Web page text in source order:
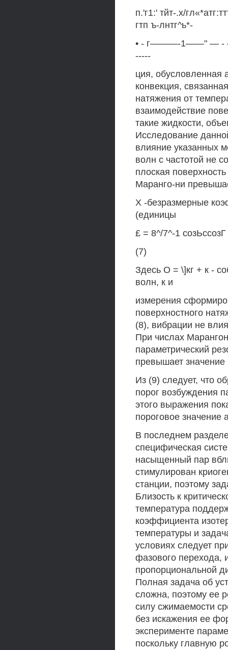
п.'г1:' тйт-.х/
гтп ъ-лнтг^ь*-
• - г———-1——" — -
-----
ция, обусловленная
конвекция,
натяжения от
взаимодействие
такие жидкости,
Исследование
влияние указанных
волн с частотой не
плоская
Маранго-ни
X -безразмерные
(единицы
£ = 8^/7^-1
(7)
Здесь О = \]кг + к -
волн, к и
измерения
поверхностного
(8), вибрации не
При числах
параметрический
превышает значение
Из (9) следует, что
порог возбуждения
этого выражения
пороговое значение
В последнем
специфическая
насыщенный пар
стимулирован
станции, поэтому
Близость к
температура
коэффициента
температуры и
условиях следует
фазового перехода,
пропорциональной
Полная задача об
сложна, поэтому ее
силу сжимаемости
без искажения ее
эксперименте
поскольку главную